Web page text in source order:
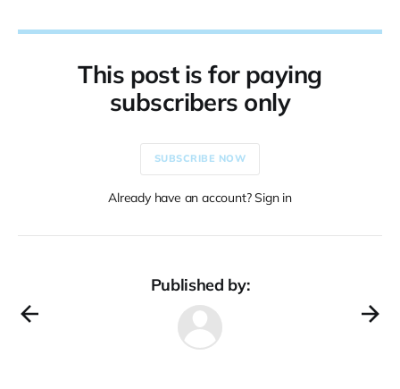
This post is for paying
subscribers only
SUBSCRIBE NOW
Already have an account? Sign in
Published by: